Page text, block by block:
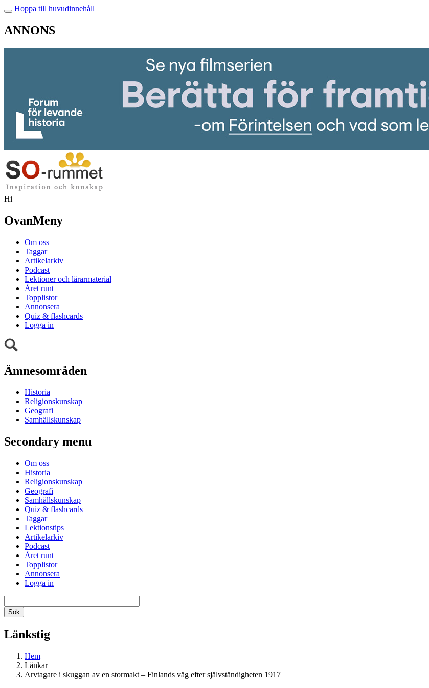
Hoppa till huvudinnehåll
ANNONS
Hi
OvanMeny
Om oss
Taggar
Artikelarkiv
Podcast
Lektioner och lärarmaterial
Året runt
Topplistor
Annonsera
Quiz & flashcards
Logga in
Ämnesområden
Historia
Religionskunskap
Geografi
Samhällskunskap
Secondary menu
Om oss
Historia
Religionskunskap
Geografi
Samhällskunskap
Quiz & flashcards
Taggar
Lektionstips
Artikelarkiv
Podcast
Året runt
Topplistor
Annonsera
Logga in
Länkstig
Hem
Länkar
Arvtagare i skuggan av en stormakt – Finlands väg efter självständigheten 1917